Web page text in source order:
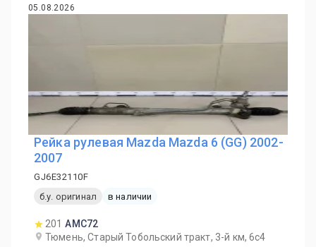
05.08.2026
Рейка рулевая Mazda Mazda 6 (GG) 2002-
2007
GJ6E32110F
б.у. оригинал
в наличии
201 AMC72
Тюмень, Старый Тобольский тракт, 3-й км, 6с4